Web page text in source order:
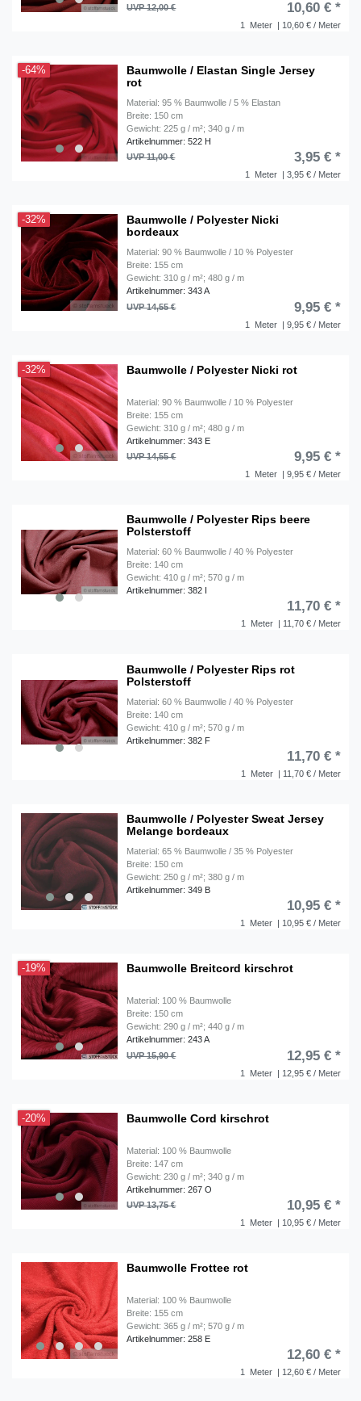
1 Meter | 10,60 € / Meter
UVP 12,00 € 10,60 € *
-64%
Baumwolle / Elastan Single Jersey
rot
Material: 95 % Baumwolle / 5 % Elastan
Breite: 150 cm
Gewicht: 225 g / m²; 340 g / m
Artikelnummer: 522 H
1 Meter | 3,95 € / Meter
UVP 11,00 € 3,95 € *
-32%
Baumwolle / Polyester Nicki
bordeaux
Material: 90 % Baumwolle / 10 % Polyester
Breite: 155 cm
Gewicht: 310 g / m²; 480 g / m
Artikelnummer: 343 A
1 Meter | 9,95 € / Meter
UVP 14,55 € 9,95 € *
-32% Baumwolle / Polyester Nicki rot
Material: 90 % Baumwolle / 10 % Polyester
Breite: 155 cm
Gewicht: 310 g / m²; 480 g / m
Artikelnummer: 343 E
1 Meter | 9,95 € / Meter
UVP 14,55 € 9,95 € *
Baumwolle / Polyester Rips beere
Polsterstoff
Material: 60 % Baumwolle / 40 % Polyester
Breite: 140 cm
Gewicht: 410 g / m²; 570 g / m
Artikelnummer: 382 I
1 Meter | 11,70 € / Meter
11,70 € *
Baumwolle / Polyester Rips rot
Polsterstoff
Material: 60 % Baumwolle / 40 % Polyester
Breite: 140 cm
Gewicht: 410 g / m²; 570 g / m
Artikelnummer: 382 F
1 Meter | 11,70 € / Meter
11,70 € *
Baumwolle / Polyester Sweat Jersey
Melange bordeaux
Material: 65 % Baumwolle / 35 % Polyester
Breite: 150 cm
Gewicht: 250 g / m²; 380 g / m
Artikelnummer: 349 B
1 Meter | 10,95 € / Meter
10,95 € *
-19% Baumwolle Breitcord kirschrot
Material: 100 % Baumwolle
Breite: 150 cm
Gewicht: 290 g / m²; 440 g / m
Artikelnummer: 243 A
1 Meter | 12,95 € / Meter
UVP 15,90 € 12,95 € *
-20% Baumwolle Cord kirschrot
Material: 100 % Baumwolle
Breite: 147 cm
Gewicht: 230 g / m²; 340 g / m
Artikelnummer: 267 O
1 Meter | 10,95 € / Meter
UVP 13,75 € 10,95 € *
Baumwolle Frottee rot
Material: 100 % Baumwolle
Breite: 155 cm
Gewicht: 365 g / m²; 570 g / m
Artikelnummer: 258 E
1 Meter | 12,60 € / Meter
12,60 € *